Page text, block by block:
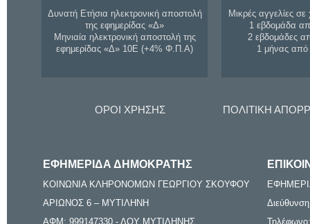
Δυνατή Ετήσια ηλεκτρονική αποστολή
της εφημερίδας «Δ»
Μηνιαία ηλεκτρονική αποστολή της
εφημερίδας «Δ» 10Ε (+4% Φ.Π.Α)
Μικρές αγγελίες σε
1 εβδομάδα
2 εβδομάδες
1 μήνας
ΟΡΟΙ ΧΡΗΣΗΣ ΠΟΛΙΤΙΚΗ
ΕΦΗΜΕΡΙΔΑ ΔΗΜΟΚΡΑΤΗΣ
ΚΟΙΝΩΝΙΑ ΚΛΗΡΟΝΟΜΩΝ ΓΕΩΡΓΙΟΥ ΣΚΟΥΦΟΥ
ΑΡΙΩΝΟΣ 6 – ΜΥΤΙΛΗΝΗ
ΑΦΜ: 999147330 - ΔΟΥ ΜΥΤΙΛΗΝΗΣ